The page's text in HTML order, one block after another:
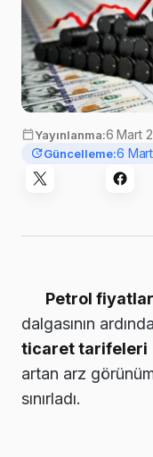
Yayınlanma:6 Mart
Güncelleme:6
Petrol
dalgasının
ticaret tarifeleri
artan arz
sınırladı.